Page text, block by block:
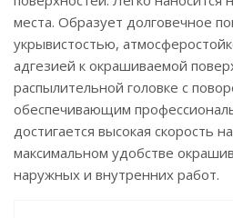
места. Образует долговечное
укрывистостью,
адгезией к окрашиваемой
распылительной головке с
обеспечивающим
достигается высокая скорость
максимальном удобстве
наружных и внутренних работ.